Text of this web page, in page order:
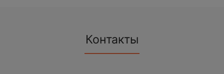
Контакты